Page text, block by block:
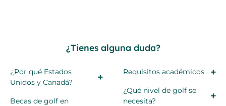
¿Tienes alguna duda?
¿Por qué Estados
Unidos y Canadá?
Becas de golf en
Requisitos académicos
¿Qué nivel de golf se
necesita?